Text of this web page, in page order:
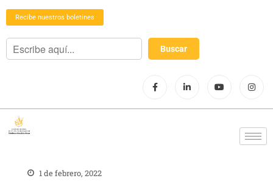
Recibe nuestros boletines
1 de febrero, 2022